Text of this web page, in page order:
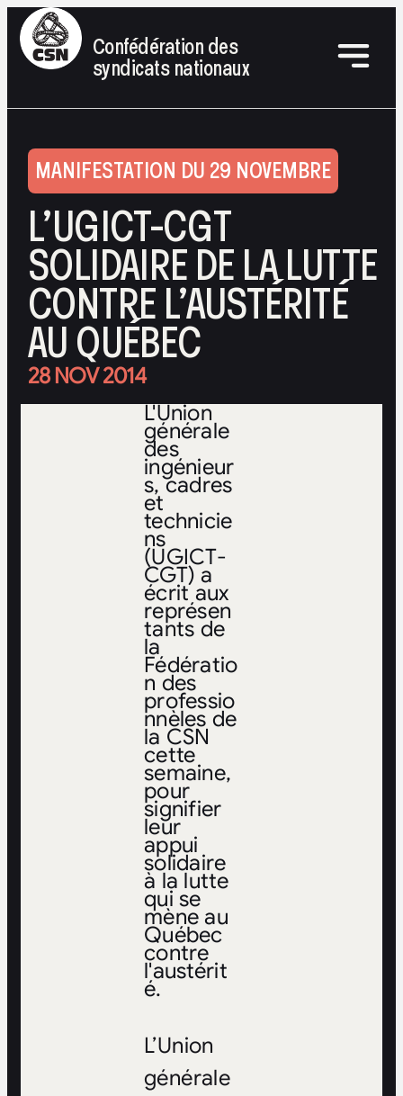
Confédération des
syndicats nationaux
MANIFESTATION DU 29 NOVEMBRE
L’UGICT-CGT
SOLIDAIRE DE LA LUTTE
CONTRE L’AUSTÉRITÉ
AU QUÉBEC
28 NOV 2014
L'Union
générale
des
ingénieur
s, cadres
et
technicie
ns
(UGICT-
CGT) a
écrit aux
représen
tants de
la
Fédératio
n des
professio
nnèles de
la CSN
cette
semaine,
pour
signifier
leur
appui
solidaire
à la lutte
qui se
mène au
Québec
contre
l'austérit
é.
L’Union
générale